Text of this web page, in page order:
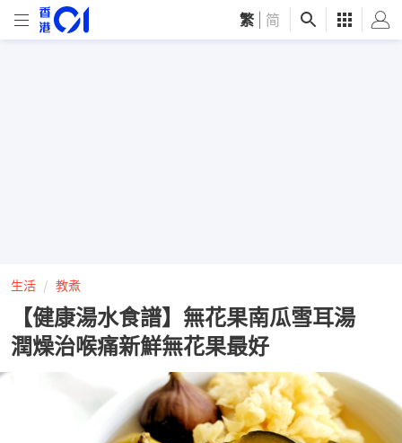
繁 简
生活 教煮
【健康湯水食譜】無花果南瓜雪耳湯
潤燥治喉痛新鮮無花果最好